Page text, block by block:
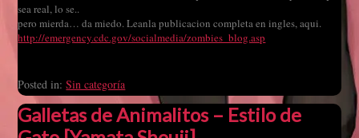
sea real, lo se..
pero mierda… da miedo. Leanla publicacion completa en ingles, aqui.
http://emergency.cdc.gov/socialmedia/zombies_blog.asp
Posted in:Sin categoría
Galletas de Animalitos – Estilo de